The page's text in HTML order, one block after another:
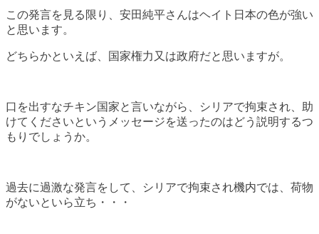
この発言を見る限り、安田純平さんはヘイト日本の色が強い
と思います。
どちらかといえば、国家権力又は政府だと思いますが。
口を出すなチキン国家と言いながら、シリアで拘束され、助
けてくださいというメッセージを送ったのはどう説明するつ
もりでしょうか。
過去に過激な発言をして、シリアで拘束され機内では、荷物
がないといら立ち・・・